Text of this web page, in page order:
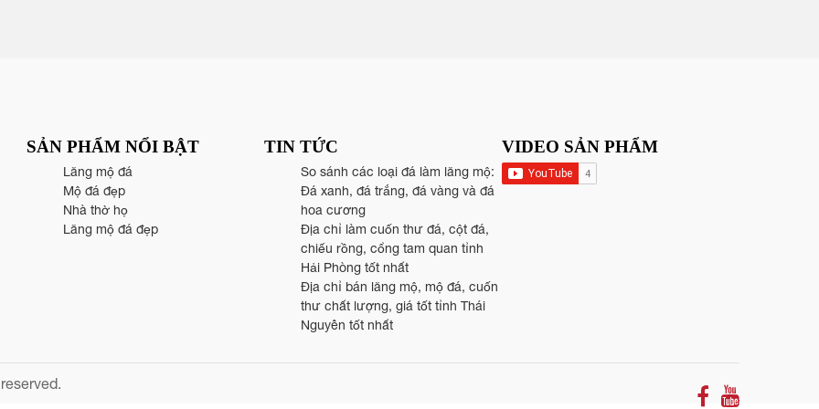
SẢN PHẨM NỔI BẬT
Lăng mộ đá
Mộ đá đẹp
Nhà thờ họ
Lăng mộ đá đẹp
TIN TỨC
So sánh các loại đá làm lăng mộ:
Đá xanh, đá trắng, đá vàng và đá
hoa cương
Địa chỉ làm cuốn thư đá, cột đá,
chiếu rồng, cổng tam quan tỉnh
Hải Phòng tốt nhất
Địa chỉ bán lăng mộ, mộ đá, cuốn
thư chất lượng, giá tốt tỉnh Thái
Nguyên tốt nhất
VIDEO SẢN PHẨM